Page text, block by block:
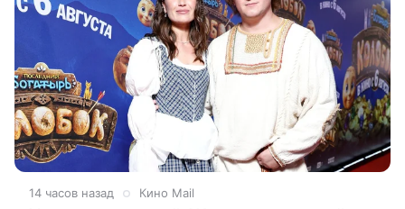
14 часов назад Кино Mail